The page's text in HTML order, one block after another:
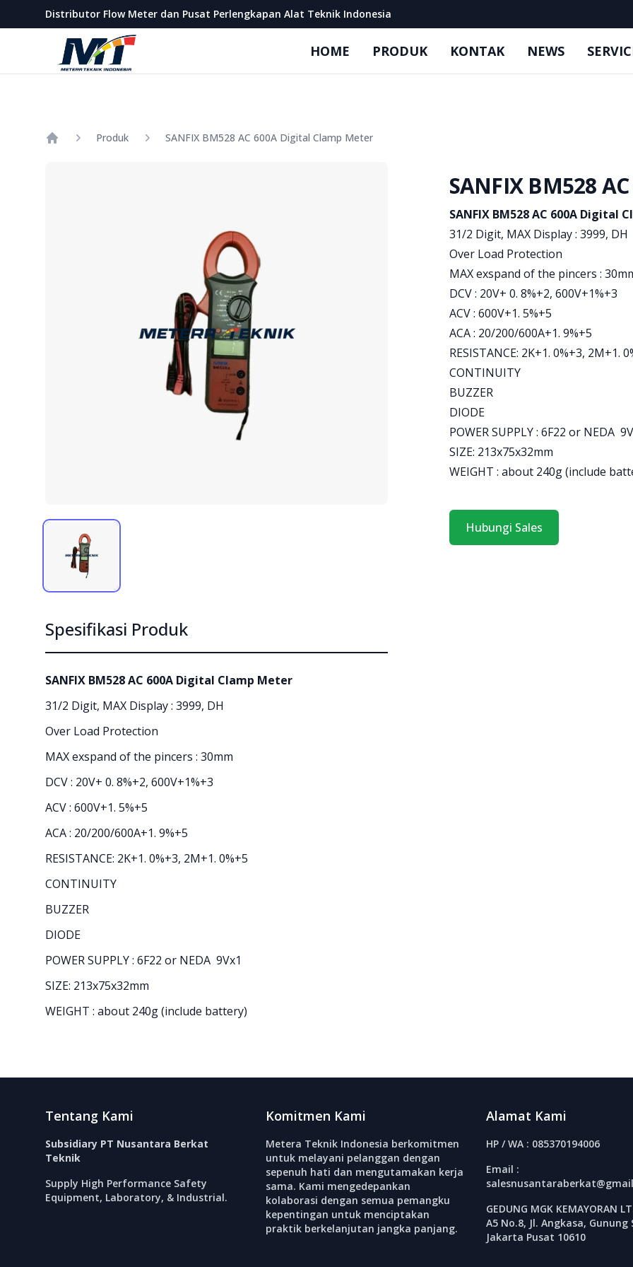
Distributor Flow Meter dan Pusat Perlengkapan Alat Teknik Indonesia
Metera Teknik Indonesia
HOME PRODUK KONTAK NEWS
Produk SANFIX BM528 AC 600A Digital Clamp Meter
SANFIX BM528
Product information
SANFIX BM528 AC 600A Digital
31/2 Digit, MAX Display : 3999, DH
Over Load Protection
MAX exspand of the pincers :
DCV : 20V+ 0. 8%+2, 600V+1%+3
ACV : 600V+1. 5%+5
ACA : 20/200/600A+1. 9%+5
RESISTANCE: 2K+1. 0%+3, 2M+1.
CONTINUITY
BUZZER
DIODE
POWER SUPPLY : 6F22 or NEDA
SIZE: 213x75x32mm
WEIGHT : about 240g (include
Hubungi Sales
Spesifikasi Produk
SANFIX BM528 AC 600A Digital Clamp Meter
31/2 Digit, MAX Display : 3999, DH
Over Load Protection
MAX exspand of the pincers : 30mm
DCV : 20V+ 0. 8%+2, 600V+1%+3
ACV : 600V+1. 5%+5
ACA : 20/200/600A+1. 9%+5
RESISTANCE: 2K+1. 0%+3, 2M+1. 0%+5
CONTINUITY
BUZZER
DIODE
POWER SUPPLY : 6F22 or NEDA 9Vx1
SIZE: 213x75x32mm
WEIGHT : about 240g (include battery)
Tentang Kami
Subsidiary PT Nusantara Berkat
Teknik
Supply High Performance Safety
Equipment, Laboratory, & Industrial.
Komitmen Kami
Metera Teknik Indonesia berkomitmen
untuk melayani pelanggan dengan
sepenuh hati dan mengutamakan kerja
sama. Kami mengedepankan
kolaborasi dengan semua pemangku
kepentingan untuk menciptakan
praktik berkelanjutan jangka panjang.
Alamat Kami
HP / WA : 085370194006
Email :
GEDUNG MGK KEMAYORAN
A5 No.8, Jl. Angkasa, Gunung
Jakarta Pusat 10610